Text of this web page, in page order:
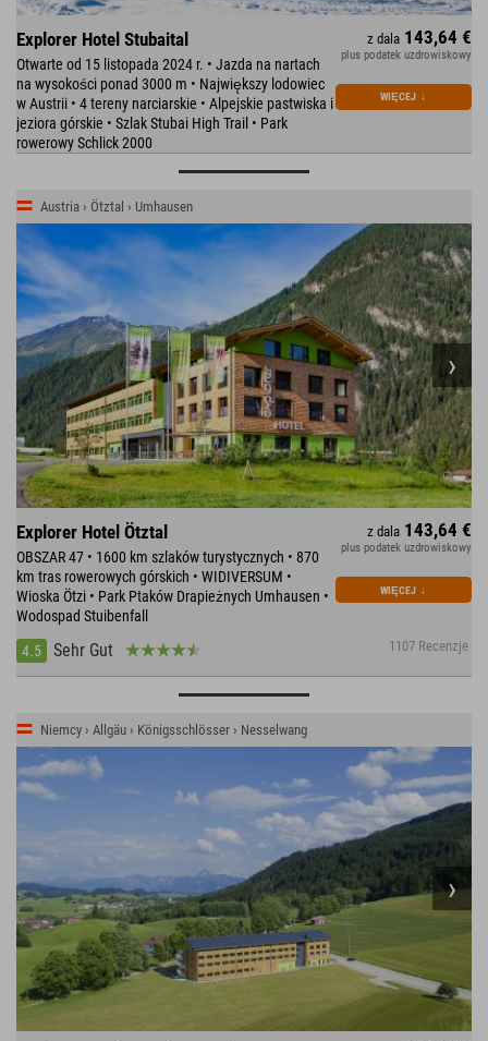
Explorer Hotel Stubaital
Otwarte od 15 listopada 2024 r. • Jazda na nartach
na wysokości ponad 3000 m • Największy lodowiec
w Austrii • 4 tereny narciarskie • Alpejskie pastwiska i
jeziora górskie • Szlak Stubai High Trail • Park
rowerowy Schlick 2000
z dala 143,64 €
plus podatek uzdrowiskowy
WIĘCEJ ↓
Austria › Ötztal › Umhausen
Explorer Hotel Ötztal
OBSZAR 47 • 1600 km szlaków turystycznych • 870
km tras rowerowych górskich • WIDIVERSUM •
Wioska Ötzi • Park Ptaków Drapieżnych Umhausen •
Wodospad Stuibenfall
4.5
Sehr Gut 1107 Recenzje
z dala 143,64 €
plus podatek uzdrowiskowy
WIĘCEJ ↓
Niemcy › Allgäu › Königsschlösser › Nesselwang